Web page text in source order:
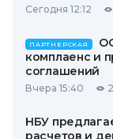
Сегодня 12:12
ПАРТНЕРСКАЯ
комплаенс и
соглашений
Вчера 15:40
НБУ
расчетов и